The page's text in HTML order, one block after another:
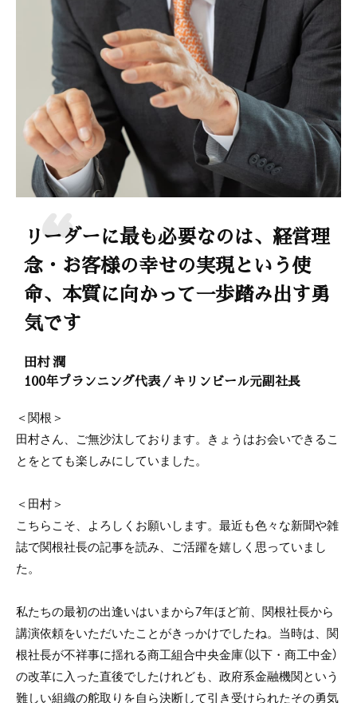
リーダーに最も必要なのは、経営理
念・お客様の幸せの実現という使
命、本質に向かって一歩踏み出す勇
気です
田村 潤
100年プランニング代表／キリンビール元副社長
＜関根＞
田村さん、ご無沙汰しております。きょうはお会いできるこ
とをとても楽しみにしていました。
＜田村＞
こちらこそ、よろしくお願いします。最近も色々な新聞や雑
誌で関根社長の記事を読み、ご活躍を嬉しく思っていまし
た。
私たちの最初の出逢いはいまから7年ほど前、関根社長から
講演依頼をいただいたことがきっかけでしたね。当時は、関
根社長が不祥事に揺れる商工組合中央金庫（以下・商工中金）
の改革に入った直後でしたけれども、政府系金融機関という
難しい組織の舵取りを自ら決断して引き受けられたその勇気